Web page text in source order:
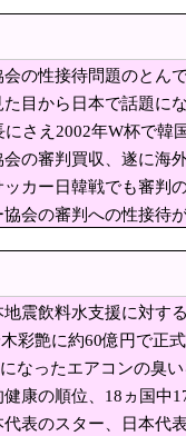
400房が果樹園
」
パ、自分が猛
り押さえて無理矢理
済ホクホク！」⇒ 世
題のとんでもな
』、『光が戻ると
グ…5位は埼玉県川口市、4
フンミン、南アフリカ戦敗
金を騙し取る事案が横行。
会の性接待問題のと
た目から日本で話題
さえ2002年W杯で韓
会の審判買収、遂に
ッカー日韓戦でも審
会の審判への性接待
震飲料水支援に対す
彩艶に約60億円で正
出れるとは思わない
なったエアコンの臭
康の順位、18ヵ国中
表のスター、日本代